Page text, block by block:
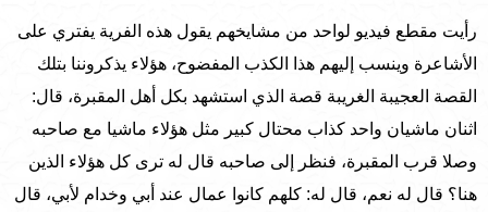
رأيت مقطع فيديو لواحد من مشايخهم يقول هذه الفرية يفتري على
الأشاعرة وينسب إليهم هذا الكذب المفضوح، هؤلاء يذكروننا بتلك
القصة العجيبة الغريبة قصة الذي استشهد بكل أهل المقبرة، قال:
اثنان ماشيان واحد كذاب محتال كبير مثل هؤلاء ماشيا مع صاحبه
وصلا قرب المقبرة، فنظر إلى صاحبه قال له ترى كل هؤلاء الذين
هنا؟ قال له نعم، قال له: كلهم كانوا عمال عند أبي وخدام لأبي، قال